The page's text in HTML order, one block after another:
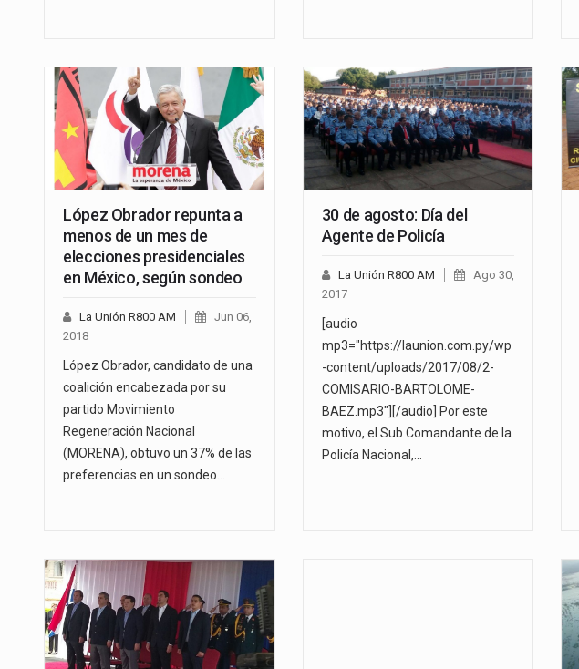
López Obrador repunta a
menos de un mes de
elecciones presidenciales
en México, según sondeo
La Unión R800 AM
Jun 06,
2018
López Obrador, candidato de una
coalición encabezada por su
partido Movimiento
Regeneración Nacional
(MORENA), obtuvo un 37% de las
preferencias en un sondeo…
30 de agosto: Día del
Agente de Policía
La Unión R800 AM
Ago 30,
2017
[audio
mp3="https://launion.com.py/wp
-content/uploads/2017/08/2-
COMISARIO-BARTOLOME-
BAEZ.mp3"][/audio] Por este
motivo, el Sub Comandante de la
Policía Nacional,…